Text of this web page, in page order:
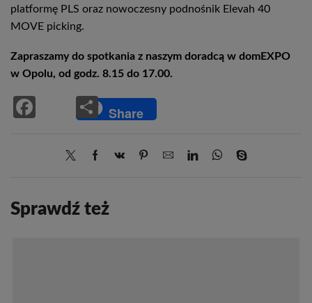
platformę PLS oraz nowoczesny podnośnik Elevah 40
MOVE picking.
Zapraszamy do spotkania z naszym doradcą w domEXPO
w Opolu, od godz. 8.15 do 17.00.
Facebook
Share
Share
Sprawdź też